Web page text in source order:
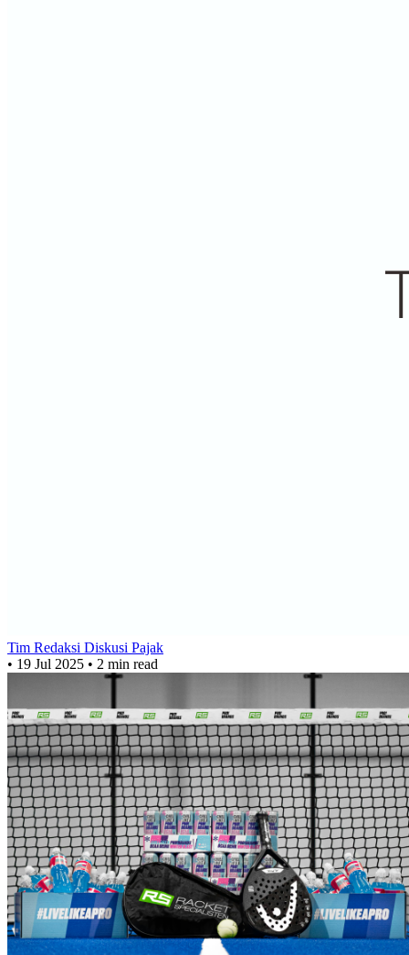
Tim Redaksi Diskusi Pajak
• 19 Jul 2025 • 2 min read